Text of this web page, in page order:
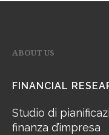
ABOUT US
FINANCIAL
Studio di
finanza d’impresa